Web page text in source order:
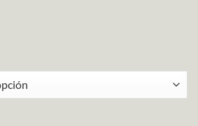
M-401 cantidad